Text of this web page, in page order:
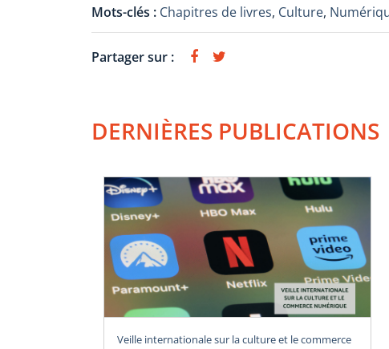
Mots-clés : Chapitres de livres, Culture,
Partager sur :
DERNIÈRES PUBLICATIONS
Veille internationale sur la culture et le commerce